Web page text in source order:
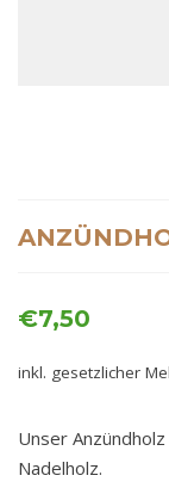
€7,50
inkl. gesetzlicher
Unser
Nadelholz.